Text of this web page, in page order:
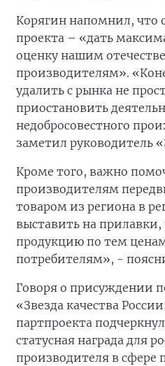
Корягин напомнил, что
проекта – «дать
оценку нашим
производителям».
удалить с рынка не
приостановить
недобросовестного
заметил руководитель
Кроме того, важно
производителям
товаром из региона в
выставить на прилавки,
продукцию по тем
потребителям», -
Говоря о присуждении
«Звезда качества
партпроекта
статусная награда для
производителя в сфере